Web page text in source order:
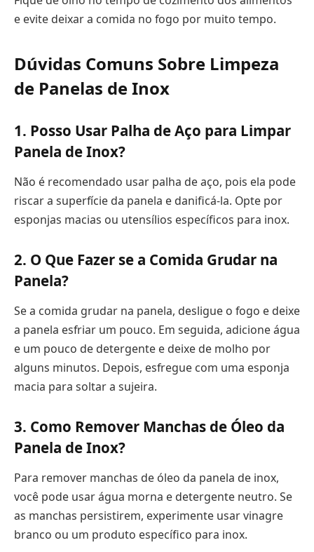
e evite deixar a comida no fogo por muito tempo.
Dúvidas Comuns Sobre Limpeza
de Panelas de Inox
1. Posso Usar Palha de Aço para Limpar
Panela de Inox?
Não é recomendado usar palha de aço, pois ela pode
riscar a superfície da panela e danificá-la. Opte por
esponjas macias ou utensílios específicos para inox.
2. O Que Fazer se a Comida Grudar na
Panela?
Se a comida grudar na panela, desligue o fogo e deixe
a panela esfriar um pouco. Em seguida, adicione água
e um pouco de detergente e deixe de molho por
alguns minutos. Depois, esfregue com uma esponja
macia para soltar a sujeira.
3. Como Remover Manchas de Óleo da
Panela de Inox?
Para remover manchas de óleo da panela de inox,
você pode usar água morna e detergente neutro. Se
as manchas persistirem, experimente usar vinagre
branco ou um produto específico para inox.